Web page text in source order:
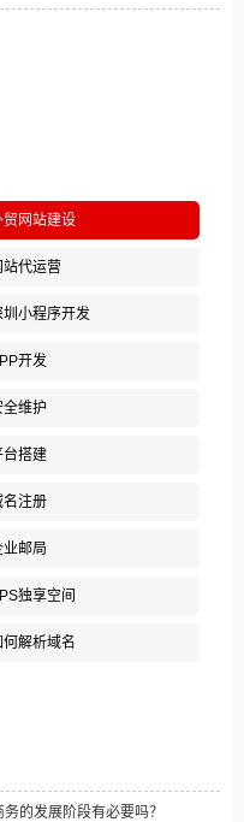
贸网站建设
站代运营
圳小程序开发
开发
全维护
台搭建
名注册
业邮局
独享空间
何解析域名
的发展阶段有必要吗？